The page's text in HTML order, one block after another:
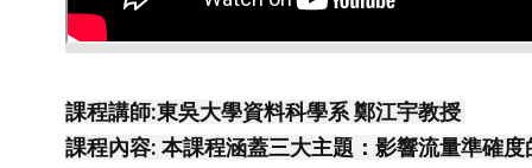
課程講師:東吳大學資料科學系 鄭江宇教授
課程內容: 本課程涵蓋三大主題：影響流量準確